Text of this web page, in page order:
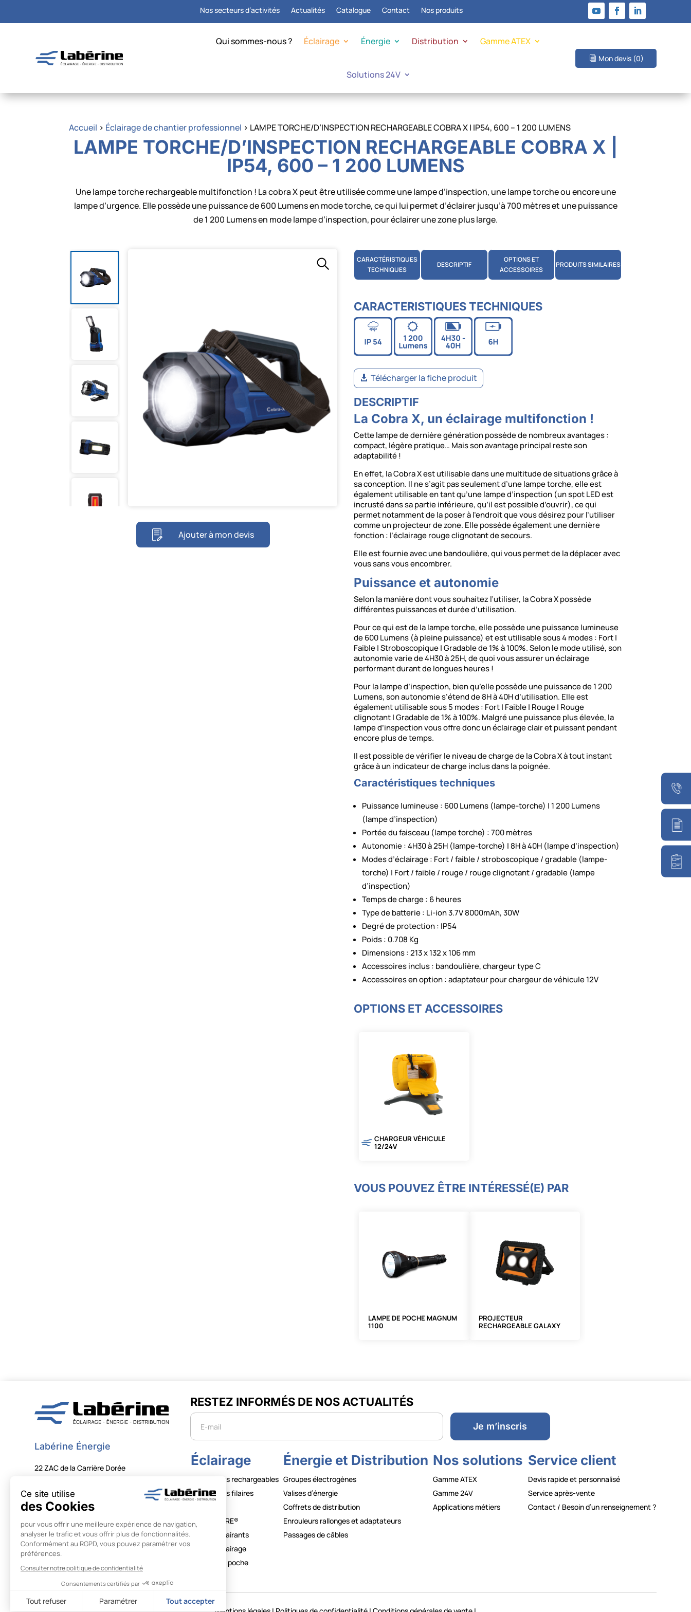
Nos secteurs d’activités Actualités Catalogue Contact Nos produits
Qui sommes-nous ? Éclairage Énergie Distribution Gamme ATEX
Solutions 24V
Mon devis (0)
Accueil > Éclairage de chantier professionnel > LAMPE TORCHE/D’INSPECTION RECHARGEABLE COBRA X | IP54, 600 – 1 200 LUMENS
LAMPE TORCHE/D’INSPECTION RECHARGEABLE COBRA X |
IP54, 600 – 1 200 LUMENS
Une lampe torche rechargeable multifonction ! La cobra X peut être utilisée comme une lampe d’inspection, une lampe torche ou encore une
lampe d’urgence. Elle possède une puissance de 600 Lumens en mode torche, ce qui lui permet d’éclairer jusqu’à 700 mètres et une puissance
de 1 200 Lumens en mode lampe d’inspection, pour éclairer une zone plus large.
Ajouter à mon devis
CARACTÉRISTIQUES
TECHNIQUES
DESCRIPTIF
OPTIONS ET
ACCESSOIRES
PRODUITS SIMILAIRES
CARACTERISTIQUES TECHNIQUES
Télécharger la fiche produit
DESCRIPTIF
La Cobra X, un éclairage multifonction !
Cette lampe de dernière génération possède de nombreux avantages :
compact, légère pratique… Mais son avantage principal reste son
adaptabilité !
En effet, la Cobra X est utilisable dans une multitude de situations grâce à
sa conception. Il ne s’agit pas seulement d’une lampe torche, elle est
également utilisable en tant qu’une lampe d’inspection (un spot LED est
incrusté dans sa partie inférieure, qu’il est possible d’ouvrir), ce qui
permet notamment de la poser à l’endroit que vous désirez pour l’utiliser
comme un projecteur de zone. Elle possède également une dernière
fonction : l’éclairage rouge clignotant de secours.
Elle est fournie avec une bandoulière, qui vous permet de la déplacer avec
vous sans vous encombrer.
Puissance et autonomie
Selon la manière dont vous souhaitez l’utiliser, la Cobra X possède
différentes puissances et durée d’utilisation.
Pour ce qui est de la lampe torche, elle possède une puissance lumineuse
de 600 Lumens (à pleine puissance) et est utilisable sous 4 modes : Fort |
Faible | Stroboscopique | Gradable de 1% à 100%. Selon le mode utilisé, son
autonomie varie de 4H30 à 25H, de quoi vous assurer un éclairage
performant durant de longues heures !
Pour la lampe d’inspection, bien qu’elle possède une puissance de 1 200
Lumens, son autonomie s’étend de 8H à 40H d’utilisation. Elle est
également utilisable sous 5 modes : Fort | Faible | Rouge | Rouge
clignotant | Gradable de 1% à 100%. Malgré une puissance plus élevée, la
lampe d’inspection vous offre donc un éclairage clair et puissant pendant
encore plus de temps.
Il est possible de vérifier le niveau de charge de la Cobra X à tout instant
grâce à un indicateur de charge inclus dans la poignée.
Caractéristiques techniques
Puissance lumineuse : 600 Lumens (lampe-torche) | 1 200 Lumens
(lampe d’inspection)
Portée du faisceau (lampe torche) : 700 mètres
Autonomie : 4H30 à 25H (lampe-torche) | 8H à 40H (lampe d’inspection)
Modes d’éclairage : Fort / faible / stroboscopique / gradable (lampe-
torche) | Fort / faible / rouge / rouge clignotant / gradable (lampe
d’inspection)
Temps de charge : 6 heures
Type de batterie : Li-ion 3.7V 8000mAh, 30W
Degré de protection : IP54
Poids : 0.708 Kg
Dimensions : 213 x 132 x 106 mm
Accessoires inclus : bandoulière, chargeur type C
Accessoires en option : adaptateur pour chargeur de véhicule 12V
OPTIONS ET ACCESSOIRES
CHARGEUR VÉHICULE
12/24V
VOUS POUVEZ ÊTRE INTÉRESSÉ(E) PAR
LAMPE DE POCHE MAGNUM
1100
PROJECTEUR
RECHARGEABLE GALAXY
Labérine Énergie
22 ZAC de la Carrière Dorée
+33 (0)3 20 61 68 00
contact@laberine.com
SUIVEZ-NOUS
RESTEZ INFORMÉS DE NOS ACTUALITÉS
Newsletter
Je m’inscris
Éclairage
Projecteurs rechargeables
Projecteurs filaires
LUMAPHORE®
Ballons éclairants
Tours d’éclairage
Lampes de poche
Énergie et Distribution
Groupes électrogènes
Valises d’énergie
Coffrets de distribution
Enrouleurs rallonges et adaptateurs
Passages de câbles
Nos solutions
Gamme ATEX
Gamme 24V
Applications métiers
Service client
Devis rapide et personnalisé
Service après-vente
Contact / Besoin d’un renseignement ?